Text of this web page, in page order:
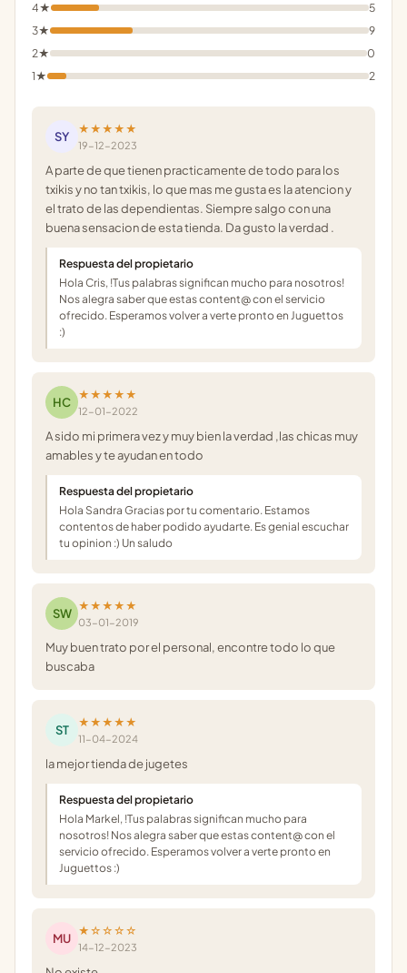
4★
5
3★
9
2★
0
1★
2
SY
★★★★★
19-12-2023
A parte de que tienen practicamente de todo para los
txikis y no tan txikis, lo que mas me gusta es la atencion y
el trato de las dependientas. Siempre salgo con una
buena sensacion de esta tienda. Da gusto la verdad .
Respuesta del propietario
Hola Cris, !Tus palabras significan mucho para nosotros!
Nos alegra saber que estas content@ con el servicio
ofrecido. Esperamos volver a verte pronto en Juguettos
:)
HC
★★★★★
12-01-2022
A sido mi primera vez y muy bien la verdad ,las chicas muy
amables y te ayudan en todo
Respuesta del propietario
Hola Sandra Gracias por tu comentario. Estamos
contentos de haber podido ayudarte. Es genial escuchar
tu opinion :) Un saludo
SW
★★★★★
03-01-2019
Muy buen trato por el personal, encontre todo lo que
buscaba
ST
★★★★★
11-04-2024
la mejor tienda de jugetes
Respuesta del propietario
Hola Markel, !Tus palabras significan mucho para
nosotros! Nos alegra saber que estas content@ con el
servicio ofrecido. Esperamos volver a verte pronto en
Juguettos :)
MU
★☆☆☆☆
14-12-2023